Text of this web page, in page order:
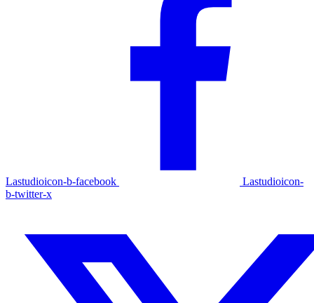
Lastudioicon-b-facebook
Lastudioicon-
b-twitter-x